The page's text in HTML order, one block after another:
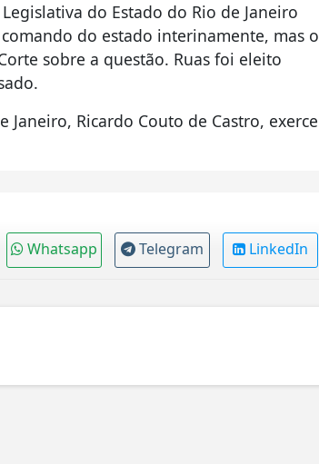
do Estado do Rio de Janeiro
do estado interinamente, mas o
sobre a questão. Ruas foi eleito
Ricardo Couto de Castro, exerce
Whatsapp Telegram LinkedIn